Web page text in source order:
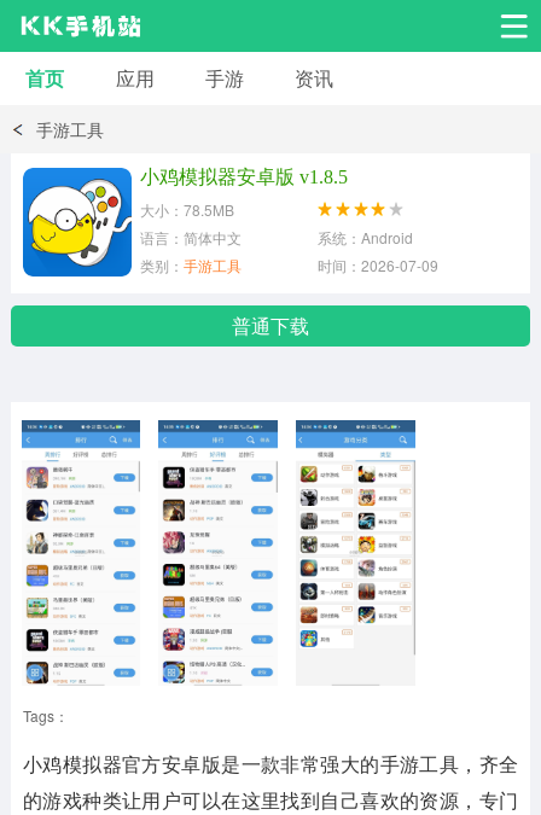
安卓应用
小说漫画
金融理财 新闻资讯 游戏辅助
安卓其它
首页 应用 手游 资讯
手游工具
小鸡模拟器安卓版 v1.8.5
大小：78.5MB
语言：简体中文
系统：Android
类别： 手游工具 时间：2026-07-09
普通下载
Tags：
小鸡模拟器官方安卓版是一款非常强大的手游工具，齐全
的游戏种类让用户可以在这里找到自己喜欢的资源，专门